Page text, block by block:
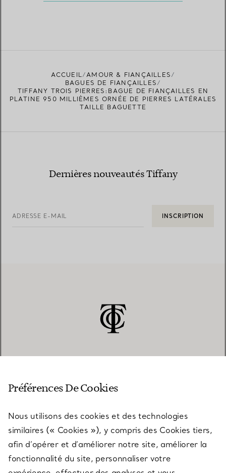
ACCUEIL
AMOUR & FIANÇAILLES
BAGUES DE FIANÇAILLES
TIFFANY TROIS PIERRES:BAGUE DE FIANÇAILLES EN
PLATINE 950 MILLIÈMES ORNÉE DE PIERRES LATÉRALES
TAILLE BAGUETTE
Dernières nouveautés Tiffany
ADRESSE E-MAIL INSCRIPTION
SERVICES
À PROPOS
Préférences De Cookies
Nous utilisons des cookies et des technologies
similaires (« Cookies »), y compris des Cookies tiers,
afin d’opérer et d’améliorer notre site, améliorer la
fonctionnalité du site, personnaliser votre